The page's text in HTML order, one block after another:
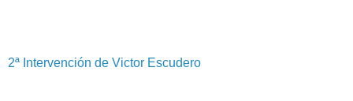
2ª Intervención de Victor Escudero